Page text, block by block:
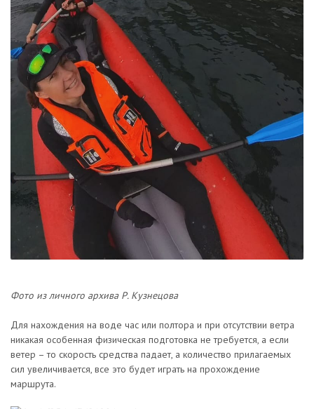
Фото из личного архива Р. Кузнецова
Для нахождения на воде час или полтора и при отсутствии ветра
никакая особенная физическая подготовка не требуется, а если
ветер – то скорость средства падает, а количество прилагаемых
сил увеличивается, все это будет играть на прохождение
маршрута.